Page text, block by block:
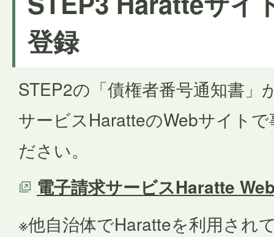
登録
STEP2の「債権者番号通知書」
サービスHaratteのWebサイト
ださい。
電子請求サービスHaratte
※他自治体でHaratteを利用され